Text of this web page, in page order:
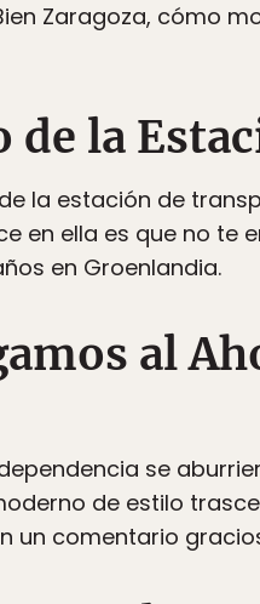
Zaragoza, cómo
la
la estación de
en ella es que no te
en Groenlandia.
al
se
de estilo
un comentario